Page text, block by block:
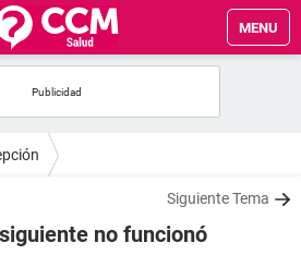
MENU
Siguiente Tema
no funcionó